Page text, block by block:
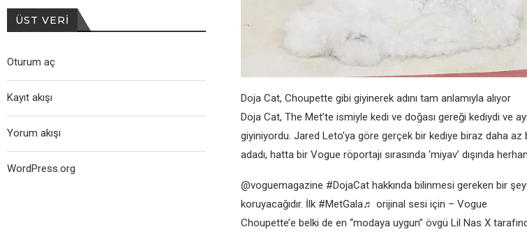
Doja Cat, Choupette gibi giyinerek adını tam anlamıyla alıyor
Doja Cat, The Met’te ismiyle kedi ve doğası gereği kediydi ve
giyiniyordu. Jared Leto’ya göre gerçek bir kediye biraz daha
adadı, hatta bir Vogue röportajı sırasında ‘miyav’ dışında
@voguemagazine #DojaCat hakkında bilinmesi gereken bir şey
koruyacağıdır. İlk #MetGala♬ orijinal sesi için – Vogue
Choupette’e belki de en “modaya uygun” övgü Lil Nas X
ÜST VERI
Oturum aç
Kayıt akışı
Yorum akışı
WordPress.org